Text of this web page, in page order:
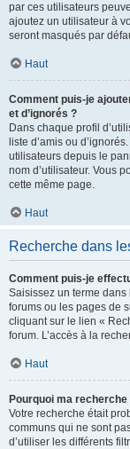
par ces utilisateurs
ajoutez un utilisateur à
seront masqués par
Haut
Comment puis-je
et d’ignorés ?
Dans chaque profil
liste d’amis ou
utilisateurs depuis le
nom d’utilisateur. Vous
cette même page.
Haut
Recherche dans
Comment puis-je
Saisissez un terme
forums ou les pages de
cliquant sur le lien «
forum. L’accès à la
Haut
Pourquoi ma
Votre recherche était
communs qui ne sont
d’utiliser les différents